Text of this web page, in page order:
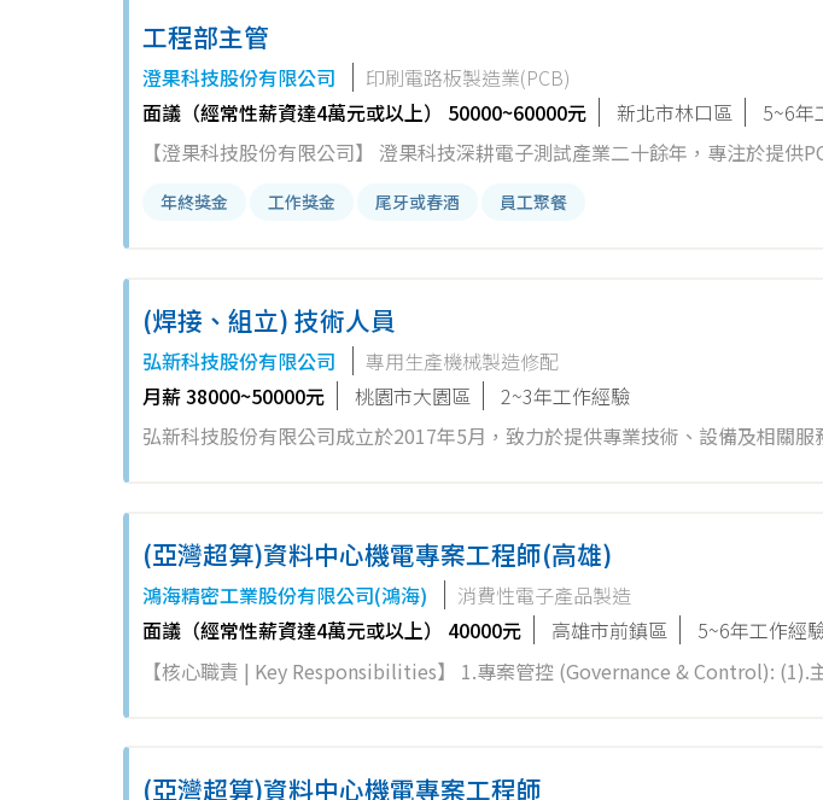
業活動及展覽事宜 5. 配合處理主管的交辦事項，確保專案高效執行 💡 我們為您提供： - 三節獎金及年度尾牙，感謝每位
夥伴的努力 - 全勤獎金、伙食津貼，貼心關懷每一天生活 - 優渥的教育訓練與跨國原廠交流，助您實現成長潛能 - 周全的
育嬰假、生育補助及家照假，打造友善的職場環境 - 年終獎金、績效獎金、健全勞健保制度，讓努力都有回報 - 同事間融
洽愉快的合作氛圍，攜手共創精彩未來 🌟 我們期待熱情的您
工程部主管
澄果科技股份有限公司
印刷電路板製造業(PCB)
面議（經常性薪資達4萬元或以上） 50000~60000元
新北市林口區
5~6年
【澄果科技股份有限公司】 澄果科技深耕電子測試產業二十餘年，專注於提供PCB、IC載板及高階電子產品完整的測試解
決方案。我們不僅代理世界級高科技測試設備，更以技術整合及專業服務創造
的團隊！如果您也熱衷於技術研發與突破，那您將會在這裡找到屬於自己的職涯舞台！✨💡🔧 主要職責
範。 5. 整合資源，主持並追蹤內部會議，驅動專案進度。 6. 制定設備維護計劃，進行效能評估及技術優化。 7. 引進新設
備，進行可行分析與導入規劃，提升製造效率。 8. 針對軟硬體設備異常，提供即時技術支援與解決方案。 9. 發掘新技
術，持續進行製程改良及技術創新。 加入澄果科技，您將享受以下福利與成長機會： - 三節獎金、加班費、年終獎金及豐
厚津貼 - 全方位教育訓練與職涯培育，提供技術深造及國際交流機會 - 彈性特休假、員工體檢、優質保險及多樣性補助津
年終獎金 工作獎金 尾牙或春酒 員工聚餐
(焊接、組立) 技術人員
弘新科技股份有限公司
專用生產機械製造修配
月薪 38000~50000元
桃園市大園區
2~3年工作經驗
弘新科技股份有限公司成立於2017年5月，致力於提供專業技術、設備及相關
程之調配系統等。並提供的特製設備，專為應對高溫、極低溫、高壓、精密計
學產業中發揮著關鍵之作用。 弘新科技憑藉累積相關製造經驗及實績，於2024
Nikkiso)工業部門之事業體，未來弘新科技除延續提供台灣日機裝原有系統設備
力開發更多永續經營的系統設備，為產業升級與友善環境貢獻一己之力，更能為
將成為推進環保使命的一份子，共同改善人類與自然的互動方式！ 1. 負責解
率。 我們提供完善的福利制度，關愛每一位員工的發展與生活： - 週休二日及完整保險覆蓋（健保、勞保、職災保險) - 提
(亞灣超算)資料中心機電專案工程師(高雄)
鴻海精密工業股份有限公司(鴻海)
消費性電子產品製造
面議（經常性薪資達4萬元或以上） 40000元
高雄市前鎮區
5~6年工作經
【核心職責 | Key Responsibilities】 1.專案管控 (Governance & Control):
土建 (CSA) 與液冷系統 (Liquid Cooling) 介面整合，解決施工衝突。 (2).主導
(亞灣超算)資料中心機電專案工程師